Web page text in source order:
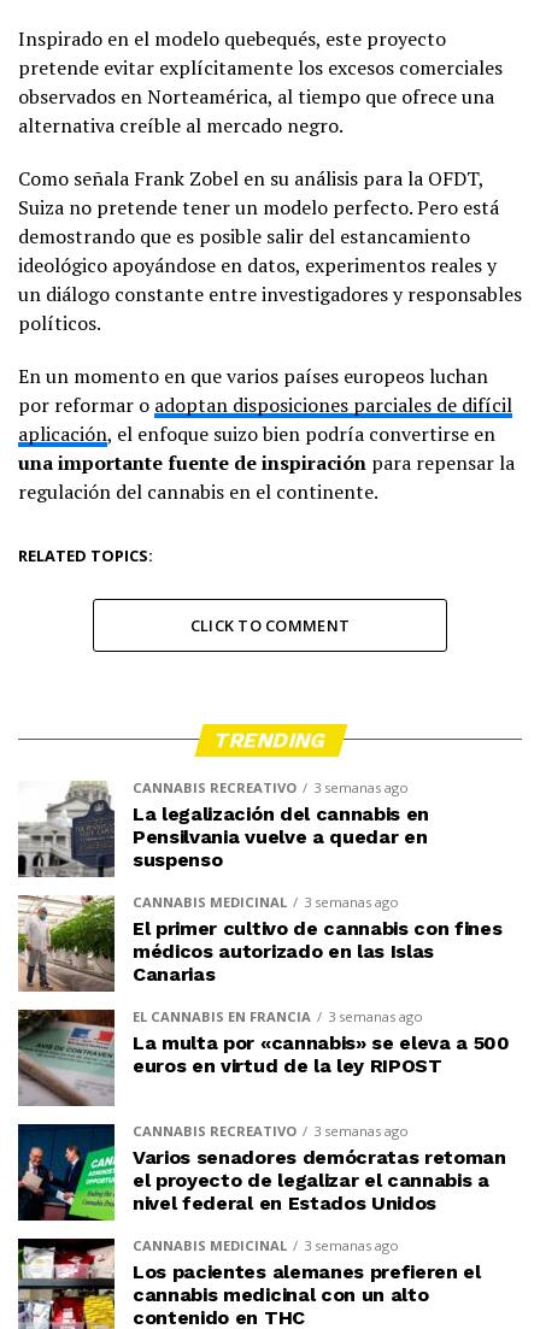
Inspirado en el modelo quebequés, este proyecto
pretende evitar explícitamente los excesos comerciales
observados en Norteamérica, al tiempo que ofrece una
alternativa creíble al mercado negro.
Como señala Frank Zobel en su análisis para la OFDT,
Suiza no pretende tener un modelo perfecto. Pero está
demostrando que es posible salir del estancamiento
ideológico apoyándose en datos, experimentos reales y
un diálogo constante entre investigadores y responsables
políticos.
En un momento en que varios países europeos luchan
por reformar o adoptan disposiciones parciales de difícil
aplicación, el enfoque suizo bien podría convertirse en
una importante fuente de inspiración para repensar la
regulación del cannabis en el continente.
RELATED TOPICS:
CLICK TO COMMENT
TRENDING
CANNABIS RECREATIVO 3 semanas ago
La legalización del cannabis en
Pensilvania vuelve a quedar en
suspenso
CANNABIS MEDICINAL 3 semanas ago
El primer cultivo de cannabis con fines
médicos autorizado en las Islas
Canarias
EL CANNABIS EN FRANCIA 3 semanas ago
La multa por «cannabis» se eleva a 500
euros en virtud de la ley RIPOST
CANNABIS RECREATIVO 3 semanas ago
Varios senadores demócratas retoman
el proyecto de legalizar el cannabis a
nivel federal en Estados Unidos
CANNABIS MEDICINAL 3 semanas ago
Los pacientes alemanes prefieren el
cannabis medicinal con un alto
contenido en THC